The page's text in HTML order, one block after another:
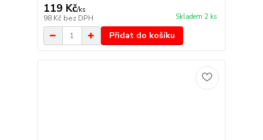
119 Kč/ks
98 Kč bez DPH Skladem 2 ks
Přidat do košíku